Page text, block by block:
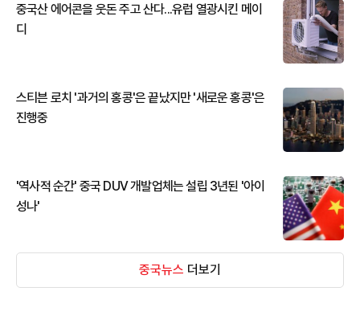
중국산 에어콘을 웃돈 주고 산다...유럽 열광시킨 메이
디
스티븐 로치 '과거의 홍콩'은 끝났지만 '새로운 홍콩'은
진행중
'역사적 순간' 중국 DUV 개발업체는 설립 3년된 '아이
성나'
중국뉴스 더보기